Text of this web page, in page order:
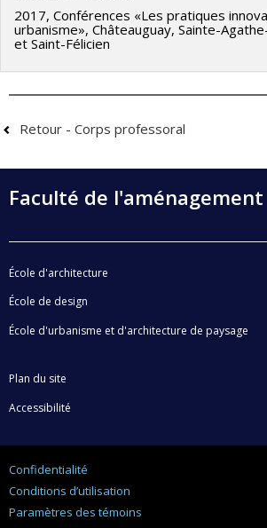
2017, Conférences «Les pratiques
urbanisme», Châteauguay, Sainte-
et Saint-Félicien
Retour - Corps professoral
Faculté de l'aménagement
École d'architecture
École de design
École d'urbanisme et d'architecture de paysage
Plan du site
Accessibilité
Confidentialité
Conditions d’utilisation
Paramètres des témoins